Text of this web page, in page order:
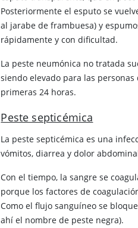
Posteriormente el esputo se
al jarabe de frambuesa) y
rápidamente y con dificultad.
La peste neumónica no tratada
siendo elevado para las
primeras 24 horas.
Peste septicémica
La peste septicémica es una
vómitos, diarrea y dolor
Con el tiempo, la sangre se
porque los factores de
Como el flujo sanguíneo se
ahí el nombre de peste negra).